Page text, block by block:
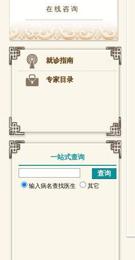
在线咨询
就诊指南
专家目录
一站式查询
输入病名查找医生 其它